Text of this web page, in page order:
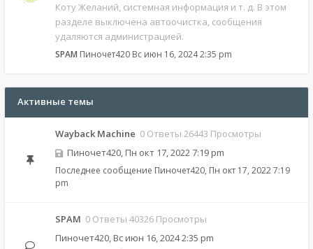
Коту Желаний, системная информация и т. д. В этом
разделе выключена автоочистка, сообщения
удаляются администрацией.
SPAM Пиночет420 Вс июн 16, 2024 2:35 pm
Активные темы
Wayback Machine 0 Ответы 26443 Просмотры
Пиночет420, Пн окт 17, 2022 7:19 pm
Последнее сообщение Пиночет420, Пн окт 17, 2022 7:19
pm
SPAM 0 Ответы 40326 Просмотры
Пиночет420, Вс июн 16, 2024 2:35 pm